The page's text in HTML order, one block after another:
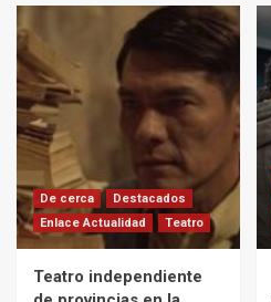
De cerca
Destacados
Enlace Actualidad
Teatro
Teatro independiente